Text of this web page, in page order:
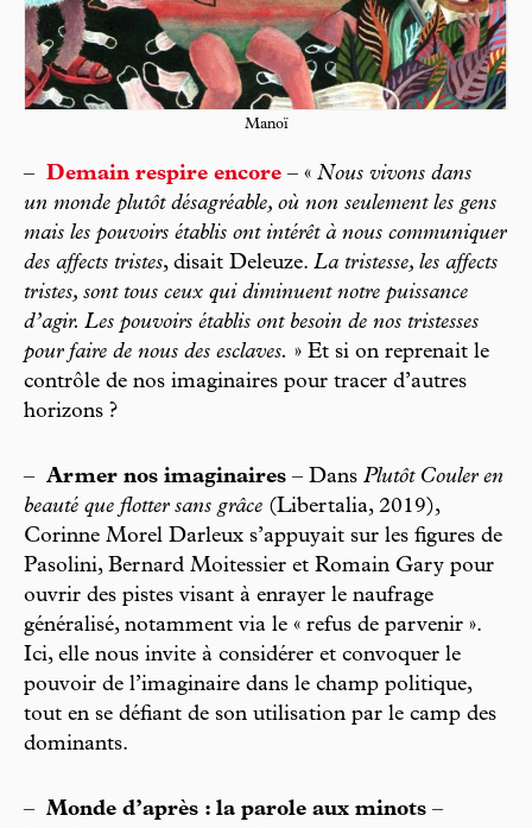
Manoï
– Demain respire encore – « Nous vivons dans
un monde plutôt désagréable, où non seulement les gens
mais les pouvoirs établis ont intérêt à nous communiquer
des affects tristes, disait Deleuze. La tristesse, les affects
tristes, sont tous ceux qui diminuent notre puissance
d’agir. Les pouvoirs établis ont besoin de nos tristesses
pour faire de nous des esclaves. » Et si on reprenait le
contrôle de nos imaginaires pour tracer d’autres
horizons ?
– Armer nos imaginaires – Dans Plutôt Couler en
beauté que flotter sans grâce (Libertalia, 2019),
Corinne Morel Darleux s’appuyait sur les figures de
Pasolini, Bernard Moitessier et Romain Gary pour
ouvrir des pistes visant à enrayer le naufrage
généralisé, notamment via le « refus de parvenir ».
Ici, elle nous invite à considérer et convoquer le
pouvoir de l’imaginaire dans le champ politique,
tout en se défiant de son utilisation par le camp des
dominants.
– Monde d’après : la parole aux minots –